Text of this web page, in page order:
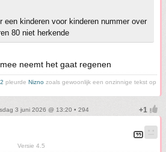
kinderen voor kinderen nummer over
80 niet herkende
neemt het gaat regenen
pleurde Nizno zoals gewoonlijk een onzinnige tekst op
3 juni 2026 @ 13:20 • 294
Versie 4.5